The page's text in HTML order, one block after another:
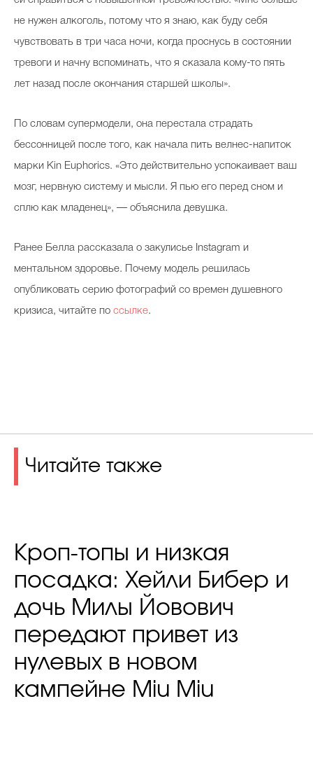
не нужен алкоголь, потому что я знаю, как буду себя
чувствовать в три часа ночи, когда проснусь в состоянии
тревоги и начну вспоминать, что я сказала кому-то пять
лет назад после окончания старшей школы».
По словам супермодели, она перестала страдать
бессонницей после того, как начала пить велнес-напиток
марки Kin Euphorics. «Это действительно успокаивает ваш
мозг, нервную систему и мысли. Я пью его перед сном и
сплю как младенец», — объяснила девушка.
Ранее Белла рассказала о закулисье Instagram и
ментальном здоровье. Почему модель решилась
опубликовать серию фотографий со времен душевного
кризиса, читайте по ссылке.
Читайте также
Кроп-топы и низкая
посадка: Хейли Бибер и
дочь Милы Йовович
передают привет из
нулевых в новом
кампейне Miu Miu